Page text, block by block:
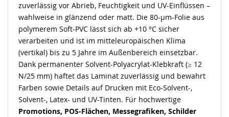
zuverlässig vor Abrieb, Feuchtigkeit und UV-Einflüssen –
wahlweise in glänzend oder matt. Die 80-µm-Folie aus
polymerem Soft-PVC lässt sich ab +10 °C sicher
verarbeiten und ist im mitteleuropäischen Klima
(vertikal) bis zu 5 Jahre im Außenbereich einsetzbar.
Dank permanenter Solvent-Polyacrylat-Klebkraft (≥ 12
N/25 mm) haftet das Laminat zuverlässig und bewahrt
Farben sowie Details auf Drucken mit Eco-Solvent-,
Solvent-, Latex- und UV-Tinten. Für hochwertige
Promotions, POS-Flächen, Messegrafiken, Schilder